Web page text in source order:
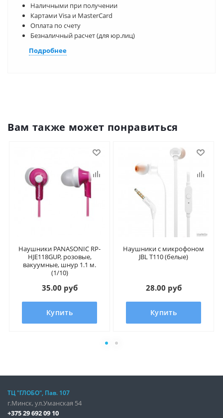
Наличными при получении
Картами Visa и MasterCard
Оплата по счету
Безналичный расчет (для юр.лиц)
Подробнее
Вам также может понравиться
Наушники PANASONIC RP-
HJE118GUP, розовые,
вакуумные, шнур 1.1 м.
(1/10)
35.00 руб
Купить
Наушники с микрофоном
JBL T110 (белые)
28.00 руб
Купить
ТЦ "ГЛОБО", Пав. 107
г.Минск, ул.Уманская 54
+375 29 692 09 10